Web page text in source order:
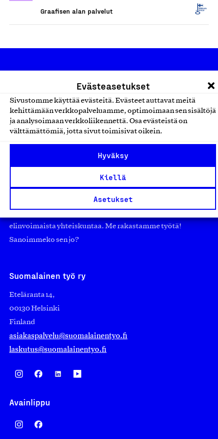
Evästeasetukset
Sivustomme käyttää evästeitä. Evästeet auttavat meitä
kehittämään verkkopalveluamme, optimoimaan sen sisältöjä
ja analysoimaan verkkoliikennettä. Osa evästeistä on
välttämättömiä, jotta sivut toimisivat oikein.
Hyväksy
Kiellä
Asetukset
Graafisen alan palvelut
Olemme jäsentemme omistama puolueeton,
työmarkkinajärjestöistä riippumaton yhdistys.
Jäseninämme on koko suomalaisen yhteiskunnan kirjo
pienistä pajoista ja yhteisöistä kansainvälisiin
edistämään suomalaista työtä ja teollisuutta sekä
nostamaan ylpeyttä kotimaisesta osaamisesta. Uskomme
elinvoimaista yhteiskuntaa. Me rakastamme työtä!
Sanoimmeko sen jo?
Suomalainen työ ry
Eteläranta 14,
00130 Helsinki
Finland
asiakaspalvelu@suomalainentyo.fi
laskutus@suomalainentyo.fi
Avainlippu